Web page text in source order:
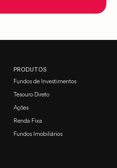
PRODUTOS
Fundos de Investimentos
Tesouro Direto
Ações
Renda Fixa
Fundos Imobiliários